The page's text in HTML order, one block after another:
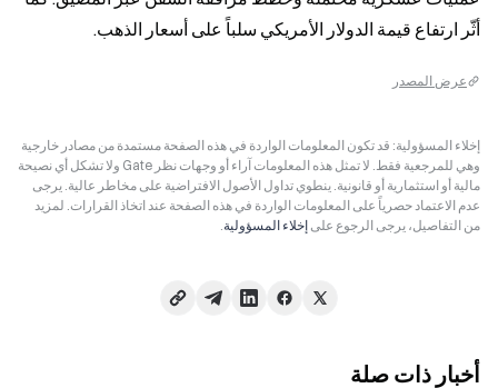
أثّر ارتفاع قيمة الدولار الأمريكي سلباً على أسعار الذهب.
عرض المصدر
إخلاء المسؤولية: قد تكون المعلومات الواردة في هذه الصفحة مستمدة من مصادر خارجية
وهي للمرجعية فقط. لا تمثل هذه المعلومات آراء أو وجهات نظر Gate ولا تشكل أي نصيحة
مالية أو استثمارية أو قانونية. ينطوي تداول الأصول الافتراضية على مخاطر عالية. يرجى
عدم الاعتماد حصرياً على المعلومات الواردة في هذه الصفحة عند اتخاذ القرارات. لمزيد
من التفاصيل، يرجى الرجوع على إخلاء المسؤولية.
أخبار ذات صلة